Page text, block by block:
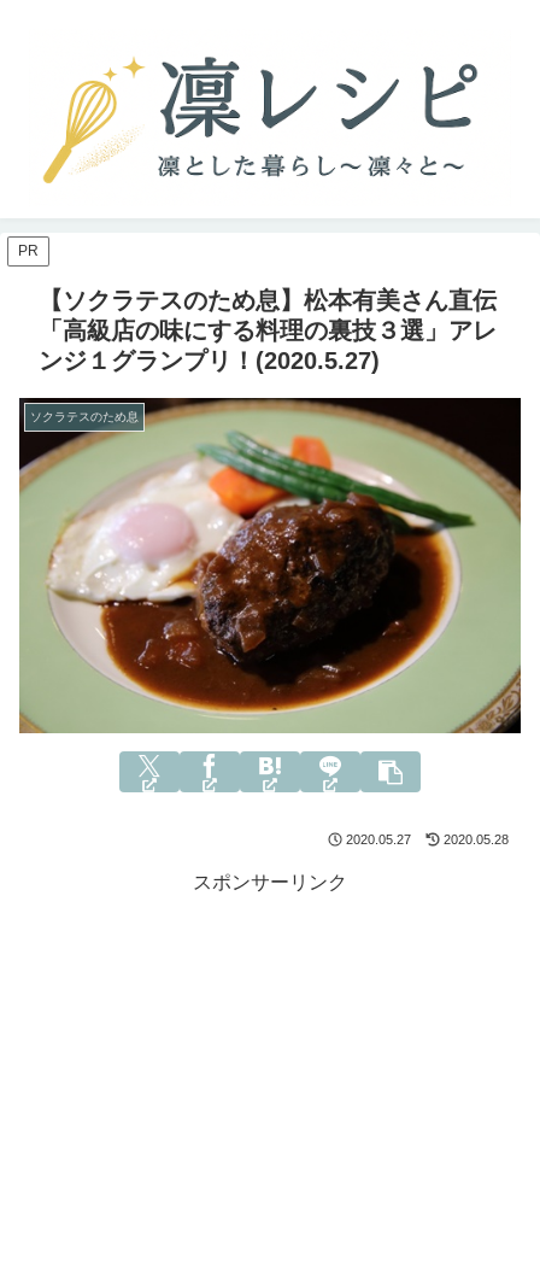
PR
【ソクラテスのため息】松本有美さん直伝
「高級店の味にする料理の裏技３選」アレ
ンジ１グランプリ！(2020.5.27)
ソクラテスのため息
2020.05.27 2020.05.28
スポンサーリンク